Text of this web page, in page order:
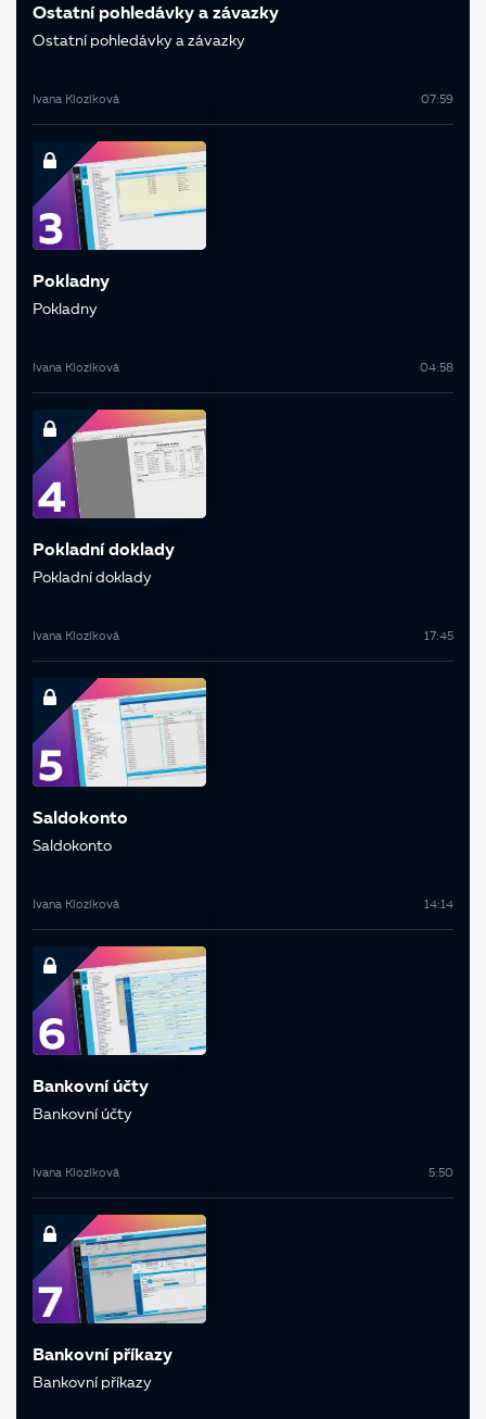
Ostatní pohledávky a závazky
Ostatní pohledávky a závazky
Ivana Klozíková 07:59
Pokladny
Pokladny
Ivana Klozíková 04:58
Pokladní doklady
Pokladní doklady
Ivana Klozíková 17:45
Saldokonto
Saldokonto
Ivana Klozíková 14:14
Bankovní účty
Bankovní účty
Ivana Klozíková 5:50
Bankovní příkazy
Bankovní příkazy